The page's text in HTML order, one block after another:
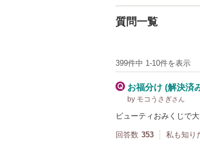
質問一覧
399件中 1-10件を表示
お福分け (解決済
by モコうさぎさん
ビューティおみくじで
回答数 353 私も知り